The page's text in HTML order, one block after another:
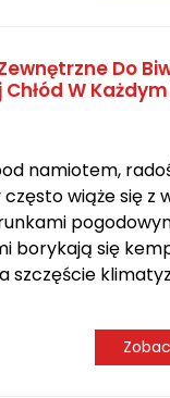
Do
W
namiotem,
wiąże się z
borykają się
szczęście